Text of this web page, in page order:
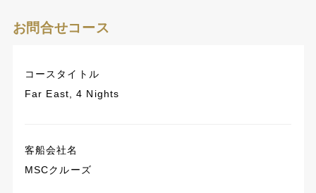
お問合せコース
コースタイトル
Far East, 4 Nights
客船会社名
MSCクルーズ